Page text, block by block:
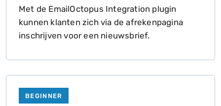
Met de EmailOctopus Integration plugin
kunnen klanten zich via de afrekenpagina
inschrijven voor een nieuwsbrief.
BEGINNER